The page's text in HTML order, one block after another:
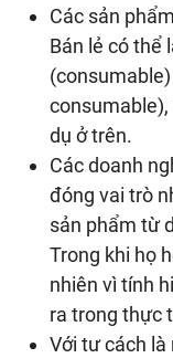
Các sản
Bán lẻ có thể
dụ ở trên.
Các doanh
đóng vai trò
sản phẩm từ
Trong khi họ
nhiên vì tính
ra trong thực
Với tư cách